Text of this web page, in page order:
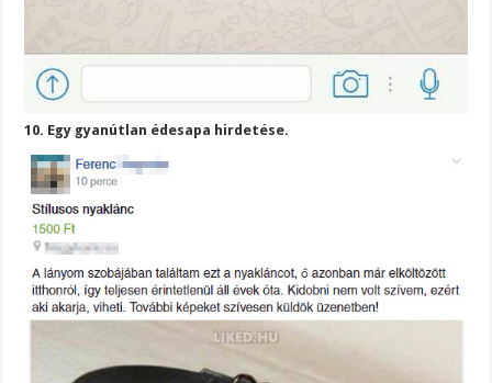
10. Egy gyanútlan édesapa hirdetése.